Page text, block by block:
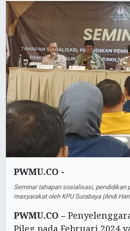
PWMU.CO -
Seminar tahapan sosialisasi, pendidikan
masyarakat oleh KPU Surabaya (Andi
PWMU.CO –